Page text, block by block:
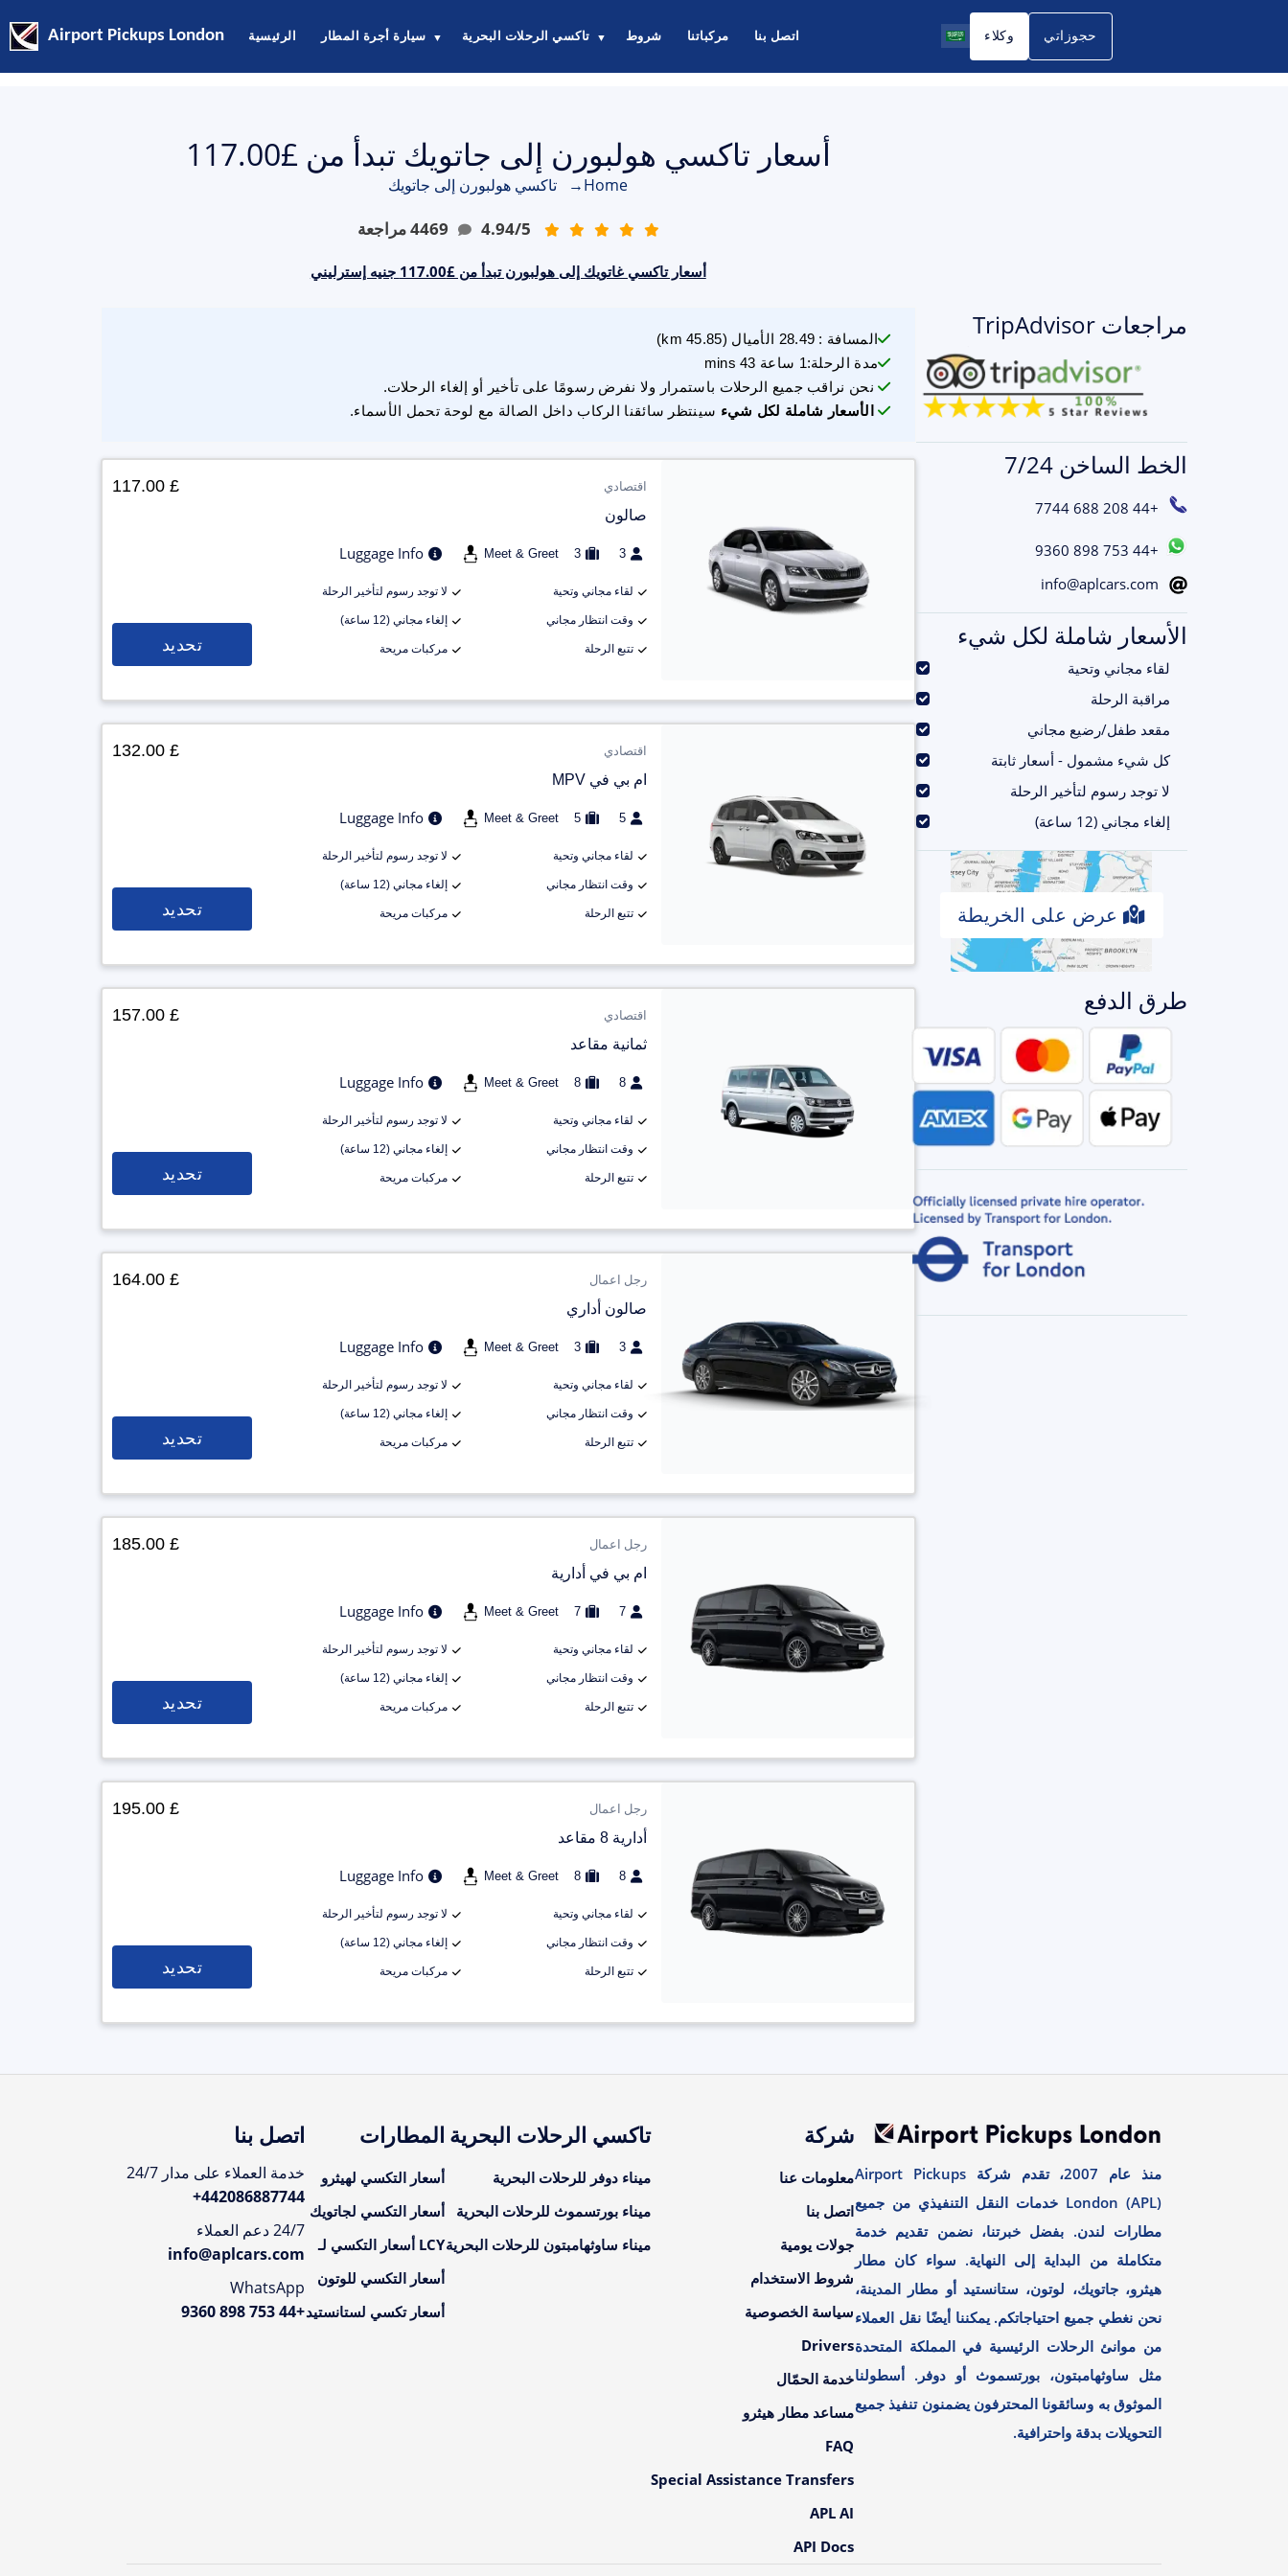
Airport Pickups London الرئيسية سيارة أجرة المطار ▼ تاكسي الرحلات البحرية ▼ شروط مركباتنا اتصل بنا وكلاء حجوزاتي
مراجعات TripAdvisor
الخط الساخن 7/24
+44 208 688 7744
+44 753 898 9360
info@aplcars.com
الأسعار شاملة لكل شيء
لقاء مجاني وتحية
مراقبة الرحلة
مقعد طفل/رضيع مجاني
كل شيء مشمول - أسعار ثابتة
لا توجد رسوم لتأخير الرحلة
إلغاء مجاني (12 ساعة)
عرض على الخريطة
طرق الدفع
أسعار تاكسي هولبورن إلى جاتويك تبدأ من £117.00
Home
→ تاكسي هولبورن إلى جاتويك
4.94/5
4469مراجعة
أسعار تاكسي غاتويك إلى هولبورن تبدأ من £117.00 جنيه إسترليني
المسافة :
28.49 الأميال (
45.85
km)
مدة الرحلة:1 ساعة 43 mins
نحن نراقب جميع الرحلات باستمرار ولا نفرض رسومًا على تأخير أو إلغاء الرحلات.
الأسعار شاملة لكل شيء سينتظر سائقنا الركاب داخل الصالة مع لوحة تحمل الأسماء.
اقتصادي
صالون
3
3
Meet & Greet
Luggage Info
لقاء مجاني وتحية لا توجد رسوم لتأخير الرحلة
وقت انتظار مجاني إلغاء مجاني (12 ساعة)
تتبع الرحلة مركبات مريحة
£ 117.00
تحديد
اقتصادي
ام بي في MPV
5
5
Meet & Greet
Luggage Info
لقاء مجاني وتحية لا توجد رسوم لتأخير الرحلة
وقت انتظار مجاني إلغاء مجاني (12 ساعة)
تتبع الرحلة مركبات مريحة
£ 132.00
تحديد
اقتصادي
ثمانية مقاعد
8
8
Meet & Greet
Luggage Info
لقاء مجاني وتحية لا توجد رسوم لتأخير الرحلة
وقت انتظار مجاني إلغاء مجاني (12 ساعة)
تتبع الرحلة مركبات مريحة
£ 157.00
تحديد
رجل اعمال
صالون أداري
3
3
Meet & Greet
Luggage Info
لقاء مجاني وتحية لا توجد رسوم لتأخير الرحلة
وقت انتظار مجاني إلغاء مجاني (12 ساعة)
تتبع الرحلة مركبات مريحة
£ 164.00
تحديد
رجل اعمال
ام بي في أدارية
7
7
Meet & Greet
Luggage Info
لقاء مجاني وتحية لا توجد رسوم لتأخير الرحلة
وقت انتظار مجاني إلغاء مجاني (12 ساعة)
تتبع الرحلة مركبات مريحة
£ 185.00
تحديد
رجل اعمال
أدارية 8 مقاعد
8
8
Meet & Greet
Luggage Info
لقاء مجاني وتحية لا توجد رسوم لتأخير الرحلة
وقت انتظار مجاني إلغاء مجاني (12 ساعة)
تتبع الرحلة مركبات مريحة
£ 195.00
تحديد
منذ عام 2007، تقدم شركة Airport Pickups
London (APL) خدمات النقل التنفيذي من جميع
مطارات لندن. بفضل خبرتنا، نضمن تقديم خدمة
متكاملة من البداية إلى النهاية. سواء كان مطار
هيثرو، جاتويك، لوتون، ستانستيد أو مطار المدينة،
نحن نغطي جميع احتياجاتكم. يمكننا أيضًا نقل العملاء
من موانئ الرحلات الرئيسية في المملكة المتحدة
مثل ساوثهامبتون، بورتسموث أو دوفر. أسطولنا
الموثوق به وسائقونا المحترفون يضمنون تنفيذ جميع
التحويلات بدقة واحترافية.
شركة
معلومات عنا
اتصل بنا
جولات يومية
شروط الاستخدام
سياسة الخصوصية
Drivers
خدمة الحمّال
مساعد مطار هيثرو
FAQ
Special Assistance Transfers
APL AI
API Docs
تاكسي الرحلات البحرية
ميناء دوفر للرحلات البحرية
ميناء بورتسموث للرحلات البحرية
ميناء ساوثهامبتون للرحلات البحرية
المطارات
أسعار التكسي لهيثرو
أسعار التكسي لجاتويك
LCY أسعار التكسي لـ
أسعار التكسي للوتون
أسعار تكسي لستانستيد
اتصل بنا
خدمة العملاء على مدار 24/7
+442086887744
24/7 دعم العملاء
info@aplcars.com
WhatsApp
+44 753 898 9360